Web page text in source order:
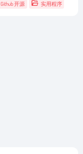
Github 开源 实用程序